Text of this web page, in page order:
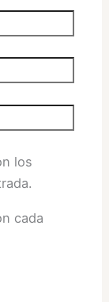
los
cada